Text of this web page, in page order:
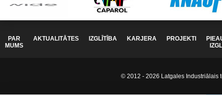
PAR
MUMS
AKTUALITĀTES IZGLĪTĪBA KARJERA PROJEKTI
© 2012 - 2026 Latgales Industriālais